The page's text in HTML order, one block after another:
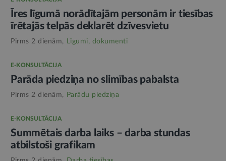
Īres līgumā norādītajām personām ir tiesības
īrētajās telpās deklarēt dzīvesvietu
Pirms 2 dienām, Līgumi, dokumenti
E-KONSULTĀCIJA
Parāda piedziņa no slimības pabalsta
Pirms 2 dienām, Parādu piedziņa
E-KONSULTĀCIJA
Summētais darba laiks – darba stundas
atbilstoši grafikam